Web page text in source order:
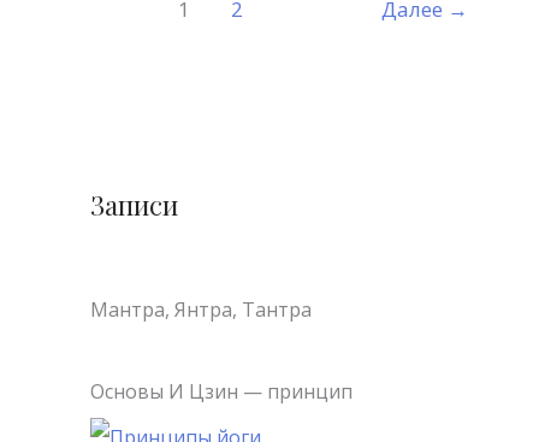
Записи
Мантра, Янтра, Тантра
Основы И Цзин — принцип
р
в
1 2 Далее →